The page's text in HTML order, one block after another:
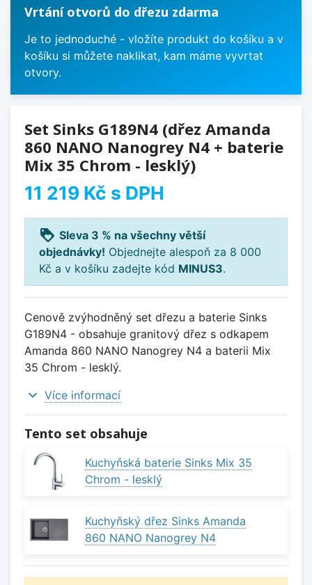
Vrtání otvorů do dřezu zdarma
Je to jednoduché - vložíte produkt do košíku a v
košíku si můžete naklikat, kam máme vyvrtat
otvory.
Set Sinks G189N4 (dřez Amanda
860 NANO Nanogrey N4 + baterie
Mix 35 Chrom - lesklý)
11 219 Kč s DPH
loyalty Sleva 3 % na všechny větší
objednávky! Objednejte alespoň za 8 000
Kč a v košíku zadejte kód MINUS3.
Cenově zvýhodněný set dřezu a baterie Sinks
G189N4 - obsahuje granitový dřez s odkapem
Amanda 860 NANO Nanogrey N4 a baterii Mix
35 Chrom - lesklý.
expand_more Více informací
Tento set obsahuje
Kuchyňská baterie Sinks Mix 35
Chrom - lesklý
Kuchyňský dřez Sinks Amanda
860 NANO Nanogrey N4